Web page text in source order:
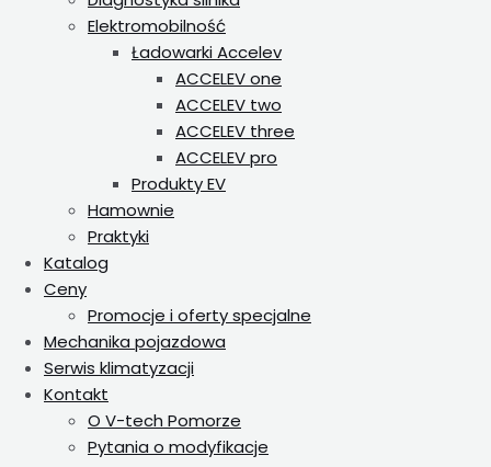
Elektromobilność
Ładowarki Accelev
ACCELEV one
ACCELEV two
ACCELEV three
ACCELEV pro
Produkty EV
Hamownie
Praktyki
Katalog
Ceny
Promocje i oferty specjalne
Mechanika pojazdowa
Serwis klimatyzacji
Kontakt
O V-tech Pomorze
Pytania o modyfikacje